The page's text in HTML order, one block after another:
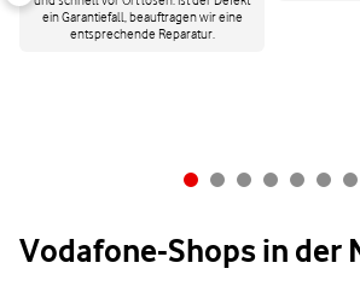
ein Garantiefall, beauftragen wir eine
entsprechende Reparatur.
Vodafone-Shops in der